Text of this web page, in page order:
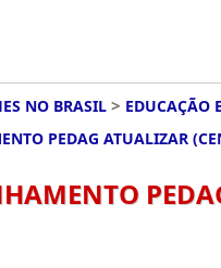
NO BRASIL > EDUCAÇÃO
PEDAG ATUALIZAR